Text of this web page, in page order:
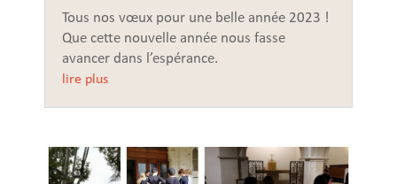
Tous nos vœux pour une belle année 2023 !
Que cette nouvelle année nous fasse
avancer dans l’espérance.
lire plus